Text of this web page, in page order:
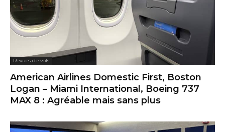
Revues de vols
American Airlines Domestic First, Boston
Logan – Miami International, Boeing 737
MAX 8 : Agréable mais sans plus